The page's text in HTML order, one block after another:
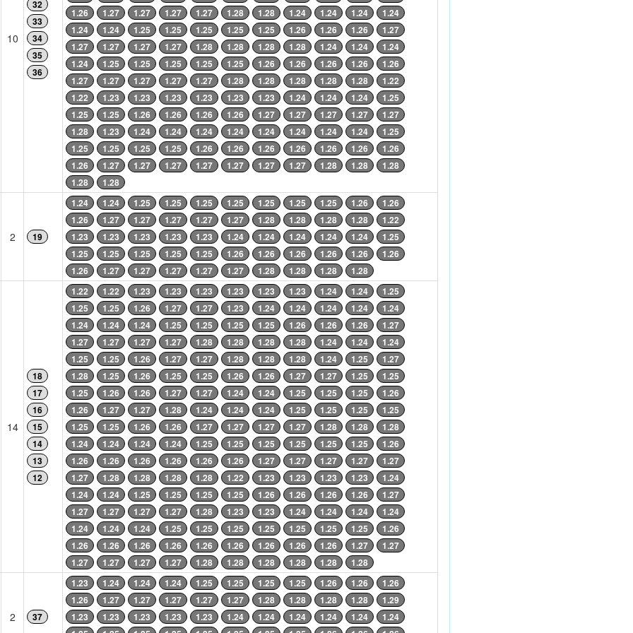
10
32
33
34
35
36
1.26
1.27 1.27 1.27 1.27 1.28 1.28 1.24 1.24 1.24
1.24
1.24
1.24 1.25 1.25 1.25 1.25 1.25 1.26 1.26 1.26
1.27
1.27
1.27 1.27 1.27 1.28 1.28 1.28 1.28 1.24 1.24
1.24
1.24
1.25 1.25 1.25 1.25 1.25 1.26 1.26 1.26 1.26
1.26
1.27
1.27 1.27 1.27 1.27 1.28 1.28 1.28 1.28 1.28
1.22
1.22
1.23 1.23 1.23 1.23 1.23 1.23 1.24 1.24 1.24
1.25
1.25
1.25 1.26 1.26 1.26 1.26 1.27 1.27 1.27 1.27
1.27
1.28
1.23 1.24 1.24 1.24 1.24 1.24 1.24 1.24 1.24
1.25
1.25
1.25 1.25 1.25 1.26 1.26 1.26 1.26 1.26 1.26
1.26
1.26
1.27 1.27 1.27 1.27 1.27 1.27 1.27 1.28 1.28
1.28
1.28
1.28
2 19
1.24 1.24 1.25 1.25 1.25 1.25 1.25 1.25 1.25 1.26
1.26
1.26
1.27 1.27 1.27 1.27 1.27 1.28 1.28 1.28 1.28
1.22
1.23
1.23 1.23 1.23 1.23 1.24 1.24 1.24 1.24 1.24
1.25
1.25
1.25 1.25 1.25 1.25 1.26 1.26 1.26 1.26 1.26
1.26
1.26
1.27 1.27 1.27 1.27 1.27 1.28 1.28 1.28 1.28
14
18
17
16
15
14
13
12
1.22 1.22 1.23 1.23 1.23 1.23 1.23 1.23 1.24 1.24
1.25
1.25
1.25 1.26 1.27 1.27 1.23 1.24 1.24 1.24 1.24
1.24
1.24
1.24 1.24 1.25 1.25 1.25 1.25 1.26 1.26 1.26
1.27
1.27
1.27 1.27 1.27 1.28 1.28 1.28 1.28 1.24 1.24
1.24
1.25
1.25 1.26 1.27 1.27 1.28 1.28 1.28 1.24 1.25
1.27
1.28
1.25 1.26 1.25 1.25 1.26 1.26 1.27 1.27 1.25
1.25
1.25
1.26 1.26 1.27 1.27 1.24 1.24 1.25 1.25 1.25
1.26
1.26
1.27 1.27 1.28 1.24 1.24 1.24 1.25 1.25 1.25
1.25
1.25
1.25 1.26 1.26 1.27 1.27 1.27 1.27 1.28 1.28
1.28
1.24
1.24 1.24 1.24 1.25 1.25 1.25 1.25 1.25 1.25
1.26
1.26
1.26 1.26 1.26 1.26 1.26 1.27 1.27 1.27 1.27
1.27
1.27
1.28 1.28 1.28 1.28 1.22 1.23 1.23 1.23 1.23
1.24
1.24
1.24 1.25 1.25 1.25 1.25 1.26 1.26 1.26 1.26
1.27
1.27
1.27 1.27 1.27 1.28 1.23 1.23 1.24 1.24 1.24
1.24
1.24
1.24 1.24 1.25 1.25 1.25 1.25 1.25 1.25 1.25
1.26
1.26
1.26 1.26 1.26 1.26 1.26 1.26 1.26 1.26 1.27
1.27
1.27
1.27 1.27 1.27 1.28 1.28 1.28 1.28 1.28 1.28
2 37
1.23 1.24 1.24 1.24 1.25 1.25 1.25 1.25 1.26 1.26
1.26
1.26
1.27 1.27 1.27 1.27 1.27 1.28 1.28 1.28 1.28
1.29
1.23
1.23 1.23 1.23 1.23 1.24 1.24 1.24 1.24 1.24
1.24